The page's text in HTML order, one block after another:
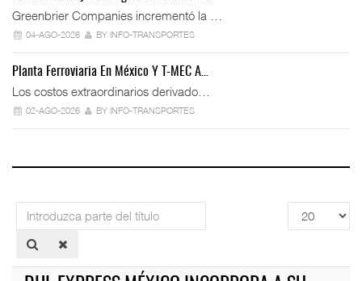
Greenbrier Companies incrementó la …
04-AGO-2026 BY INFO-TRANSPORTES
Planta Ferroviaria En México Y T-MEC A…
Los costos extraordinarios derivado…
02-AGO-2026 BY INFO-TRANSPORTES
Introduzca
parte
del
Cantidad
a